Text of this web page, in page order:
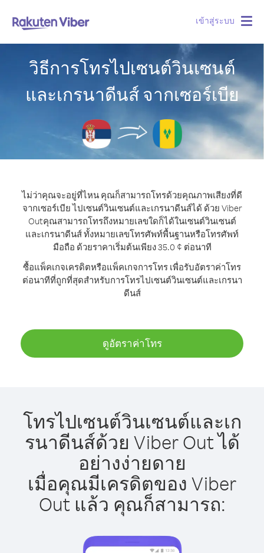
เข้าสู่ระบบ
วิธีการโทรไปเซนต์วินเซนต์
และเกรนาดีนส์ จากเซอร์เบีย
ไม่ว่าคุณจะอยู่ที่ไหน คุณก็สามารถโทรด้วยคุณภาพเสียงที่ดี
จากเซอร์เบีย ไปเซนต์วินเซนต์และเกรนาดีนส์ได้ ด้วย Viber
Outคุณสามารถโทรถึงหมายเลขใดก็ได้ในเซนต์วินเซนต์
และเกรนาดีนส์ ทั้งหมายเลขโทรศัพท์พื้นฐานหรือโทรศัพท์
มือถือ ด้วยราคาเริ่มต้นเพียง 35.0 ¢ ต่อนาที
ซื้อแพ็คเกจเครดิตหรือแพ็คเกจการโทร เพื่อรับอัตราค่าโทร
ต่อนาทีที่ถูกที่สุดสำหรับการโทรไปเซนต์วินเซนต์และเกรนา
ดีนส์
ดูอัตราค่าโทร
โทรไปเซนต์วินเซนต์และเก
รนาดีนส์ด้วย Viber Out ได้
อย่างง่ายดาย
เมื่อคุณมีเครดิตของ Viber
Out แล้ว คุณก็สามารถ: